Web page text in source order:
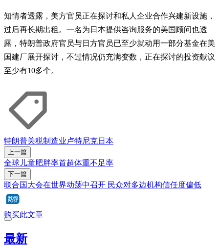
知情者透露，美方官员正在探讨和私人企业合作兴建新设施，
过后再长期出租。一名为日本提供咨询服务的美国顾问也透
露，特朗普政府官员与日方官员已至少就动用一部分基金在美
国建厂展开探讨，不过情况仍充满变数，正在探讨的投资献议
至少有10多个。
特朗普关税制造业卢特尼克日本
上一篇
全球儿童肥胖率首超体重不足率
下一篇
联合国大会在世界动荡中召开 民众对多边机构信任度偏低
购买此文章
最新